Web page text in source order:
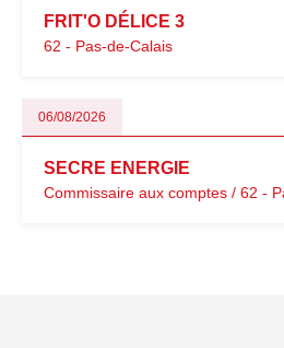
FRIT'O DÉLICE 3
62 - Pas-de-Calais
06/08/2026
SECRE ENERGIE
Commissaire aux comptes / 62 -